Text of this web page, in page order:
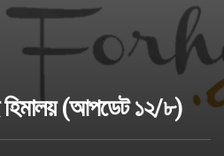
হিমালয় (আপডেট ১২/৮)